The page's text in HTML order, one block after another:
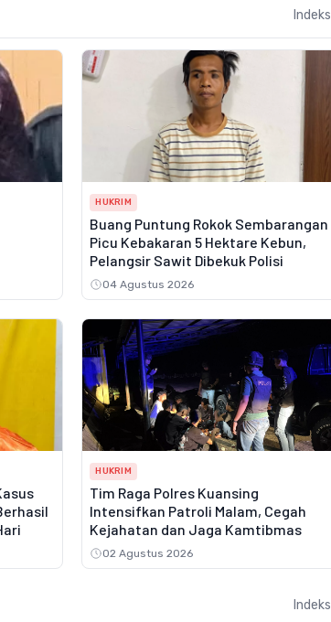
Indeks
HUKRIM
Buang Puntung Rokok Sembarangan
Picu Kebakaran 5 Hektare Kebun,
Pelangsir Sawit Dibekuk Polisi
04 Agustus 2026
HUKRIM
Tim Raga Polres Kuansing
Intensifkan Patroli Malam, Cegah
Kejahatan dan Jaga Kamtibmas
02 Agustus 2026
Indeks